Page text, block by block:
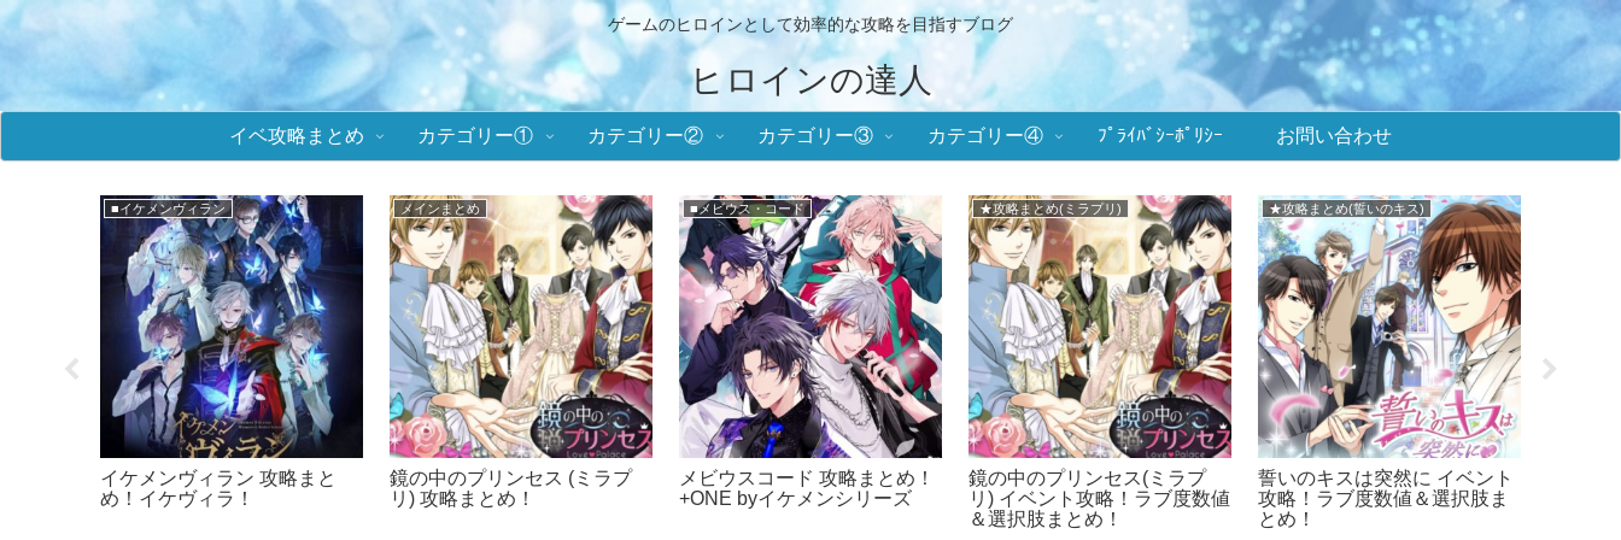
ゲームのヒロインとして効率的な攻略を目指すブログ
ヒロインの達人
イベ攻略まとめ カテゴリー① カテゴリー② カテゴリー③ カテゴリー④ ﾌﾟﾗｲﾊﾞｼｰﾎﾟﾘｼｰ お問い合わせ
略まとめ！
★攻略まとめ(ミラプリ)
鏡の中のプリンセス(ミラプ
リ) イベント攻略！ラブ度数値
★攻略まとめ(誓いのキス)
誓いのキスは突然に イベント
攻略！ラブ度数値＆選択肢ま
★攻略まとめ(天翔ける恋)
幕末維新 天翔ける恋 攻略まと
め！ばくてん！
★攻略まとめ(王子EK)
王子様のプロポーズEK イベ
ント攻略！ラブ度数値＆選択
肢まとめ！
メインまとめ
イケメン王子 攻略まとめ！イ
ケプリ！